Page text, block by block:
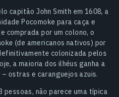
capitão John Smith em 1608, a
Pocomoke para caça e
comprada por um colono, o
(de americanos nativos) por
colonizada pelos
a maioria dos ilhéus ganha a
ostras e caranguejos azuis.
pessoas, não parece uma típica